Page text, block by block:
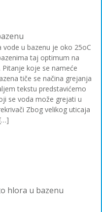
vode u bazenu je oko 25oC
taj optimum na
koje se nameće
tiče se načina grejanja
tekstu predstavićemo
se voda može grejati u
Zbog velikog uticaja
hlora u bazenu